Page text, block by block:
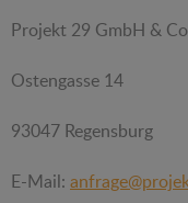
Projekt 29 GmbH &
Ostengasse 14
93047 Regensburg
E-Mail: